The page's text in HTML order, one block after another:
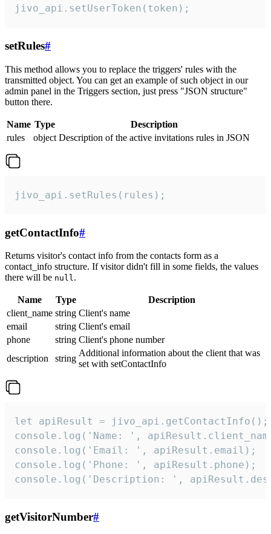
jivo_api.setUserToken(token);
setRules#
This method allows you to replace the triggers' rules with the
transmitted object. You can get an example of such object in our
admin panel in the Triggers section, just press "JSON structure"
button there.
Name Type
Description
rules
object Description of the active invitations rules in JSON
jivo_api.setRules(rules);
getContactInfo#
Returns visitor's contact info from the contacts form as a
contact_info structure. If visitor didn't fill in some fields, the values
there will be null.
Name Type
Description
client_name string Client's name
email
string Client's email
phone
string Client's phone number
description
string
Additional information about the client that was
set with setContactInfo
let apiResult = jivo_api.getContactInfo();
console.log('Name: ',
console.log('Email: ', apiResult.email);
console.log('Phone: ', apiResult.phone);
console.log('Description: ',
getVisitorNumber#